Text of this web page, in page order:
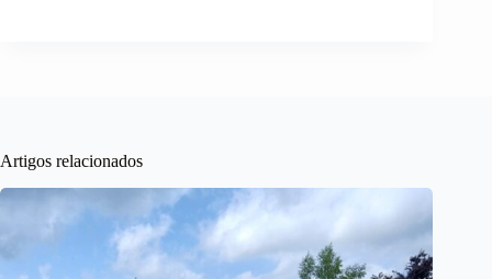
Artigos relacionados